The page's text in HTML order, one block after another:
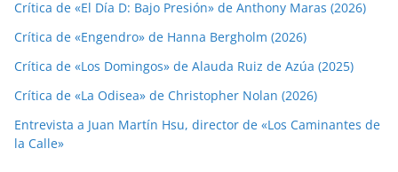
Crítica de «El Día D: Bajo Presión» de Anthony Maras (2026)
Crítica de «Engendro» de Hanna Bergholm (2026)
Crítica de «Los Domingos» de Alauda Ruiz de Azúa (2025)
Crítica de «La Odisea» de Christopher Nolan (2026)
Entrevista a Juan Martín Hsu, director de «Los Caminantes de
la Calle»